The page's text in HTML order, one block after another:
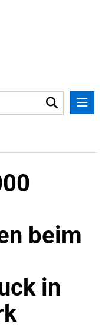
beim
in